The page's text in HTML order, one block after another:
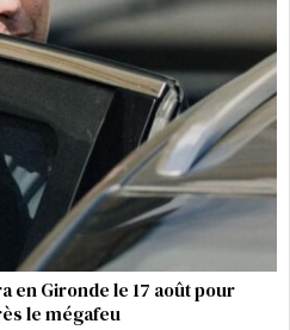
en Gironde le 17 août pour
le mégafeu